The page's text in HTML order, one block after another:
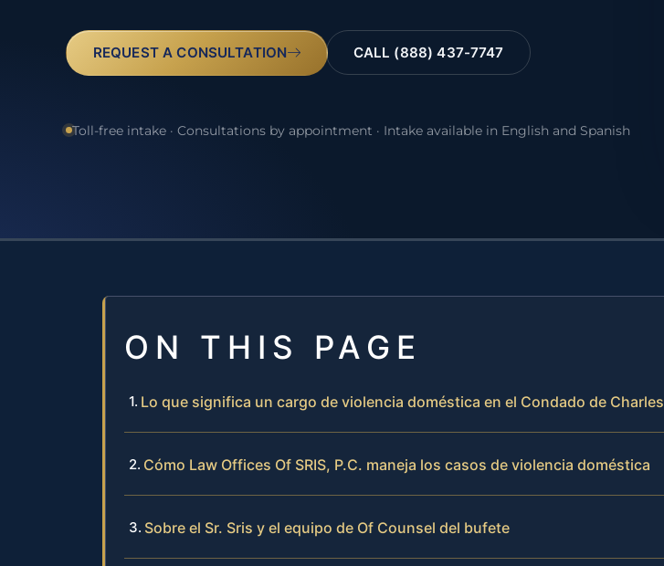
REQUEST A CONSULTATION CALL (888) 437-7747
Toll-free intake · Consultations by appointment · Intake available in English and Spanish
ON THIS PAGE
Lo que significa un cargo de violencia doméstica en el Condado de Charles
Cómo Law Offices Of SRIS, P.C. maneja los casos de violencia doméstica
Sobre el Sr. Sris y el equipo de Of Counsel del bufete